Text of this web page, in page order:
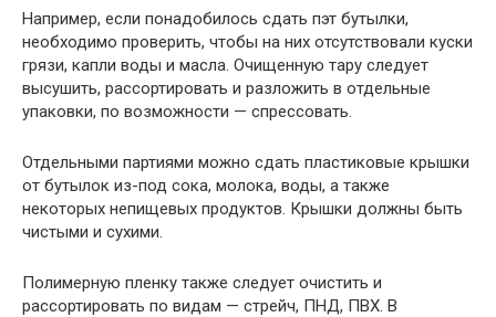
Например, если понадобилось сдать пэт бутылки,
необходимо проверить, чтобы на них отсутствовали куски
грязи, капли воды и масла. Очищенную тару следует
высушить, рассортировать и разложить в отдельные
упаковки, по возможности — спрессовать.
Отдельными партиями можно сдать пластиковые крышки
от бутылок из-под сока, молока, воды, а также
некоторых непищевых продуктов. Крышки должны быть
чистыми и сухими.
Полимерную пленку также следует очистить и
рассортировать по видам — стрейч, ПНД, ПВХ. В